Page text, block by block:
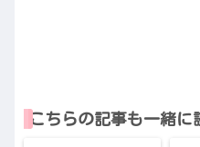
こちらの記事も一緒